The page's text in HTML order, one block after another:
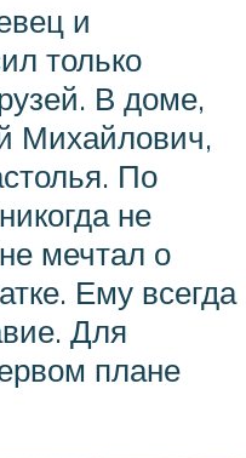
и
только
В доме,
Михайлович,
По
не
мечтал о
Ему всегда
Для
плане